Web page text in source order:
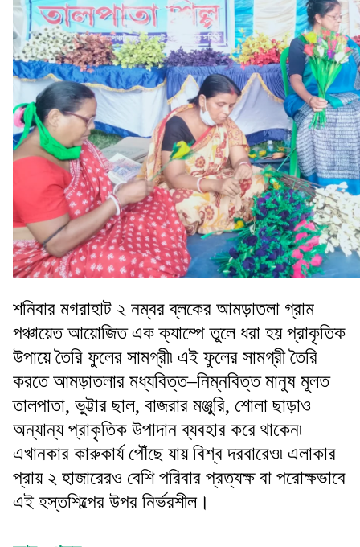
শনিবার মগরাহাট ২ নম্বর ব্লকের আমড়াতলা গ্রাম
পঞ্চায়েত আয়োজিত এক ক্যাম্পে তুলে ধরা হয় প্রাকৃতিক
উপায়ে তৈরি ফুলের সামগ্রী৷ এই ফুলের সামগ্রী তৈরি
করতে আমড়াতলার মধ্যবিত্ত–নিম্নবিত্ত মানুষ মূলত
তালপাতা, ভুট্টার ছাল, বাজরার মঞ্জুরি, শোলা ছাড়াও
অন্যান্য প্রাকৃতিক উপাদান ব্যবহার করে থাকেন৷
এখানকার কারুকার্য পৌঁছে যায় বিশ্ব দরবারেও৷ এলাকার
প্রায় ২ হাজারেরও বেশি পরিবার প্রত্যক্ষ বা পরোক্ষভাবে
এই হস্তশিল্পের উপর নির্ভরশীল।